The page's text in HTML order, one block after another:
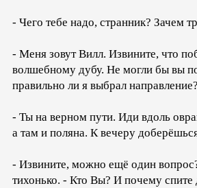
- Чего тебе надо, странник? Зачем
- Меня зовут Вилл. Извините, что
волшебному дубу. Не могли бы вы
правильно ли я выбрал направление?
- Ты на верном пути. Иди вдоль
а там и поляна. К вечеру
- Извините, можно ещё один
тихонько. - Кто Вы? И почему спите